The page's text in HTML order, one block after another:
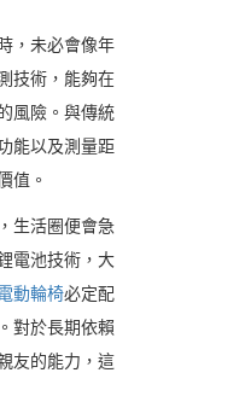
，未必會像年
技術，能夠在
風險。與傳統
能以及測量距
值。
生活圈便會急
電池技術，大
動輪椅必定配
對於長期依賴
友的能力，這